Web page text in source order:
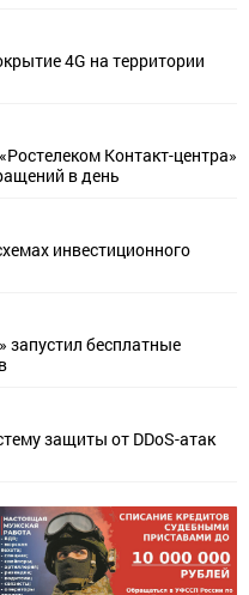
4G на территории
Контакт-центра»
в день
инвестиционного
запустил бесплатные
защиты от DDoS-атак